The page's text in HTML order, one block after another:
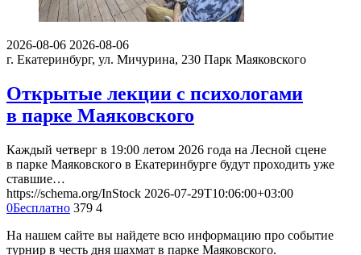
2026-08-06 2026-08-06
г. Екатеринбург, ул. Мичурина, 230 Парк Маяковского
Открытые лекции с психологами
в парке Маяковского
Каждый четверг в 19:00 летом 2026 года на Лесной сцене
в парке Маяковского в Екатеринбурге будут проходить уже
ставшие…
https://schema.org/InStock 2026-07-29T10:06:00+03:00
0Бесплатно 379 4
На нашем сайте вы найдете всю информацию про событие
турнир в честь дня шахмат в парке Маяковского.